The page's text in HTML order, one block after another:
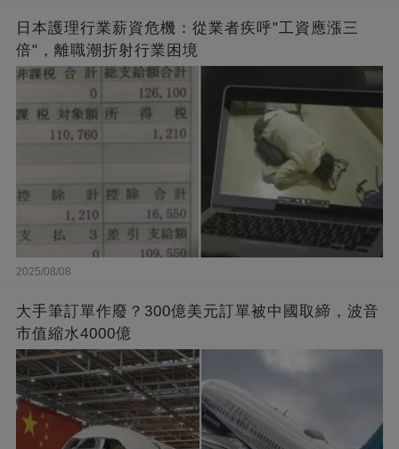
日本護理行業薪資危機：從業者疾呼"工資應漲三
倍"，離職潮折射行業困境
2025/08/08
大手筆訂單作廢？300億美元訂單被中國取締，波音
市值縮水4000億